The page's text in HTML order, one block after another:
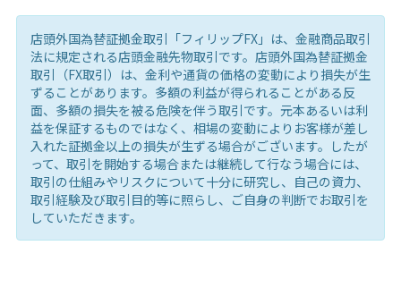
店頭外国為替証拠金取引「フィリップFX」は、金融商品取引
法に規定される店頭金融先物取引です。店頭外国為替証拠金
取引（FX取引）は、金利や通貨の価格の変動により損失が生
ずることがあります。多額の利益が得られることがある反
面、多額の損失を被る危険を伴う取引です。元本あるいは利
益を保証するものではなく、相場の変動によりお客様が差し
入れた証拠金以上の損失が生ずる場合がございます。したが
って、取引を開始する場合または継続して行なう場合には、
取引の仕組みやリスクについて十分に研究し、自己の資力、
取引経験及び取引目的等に照らし、ご自身の判断でお取引を
していただきます。